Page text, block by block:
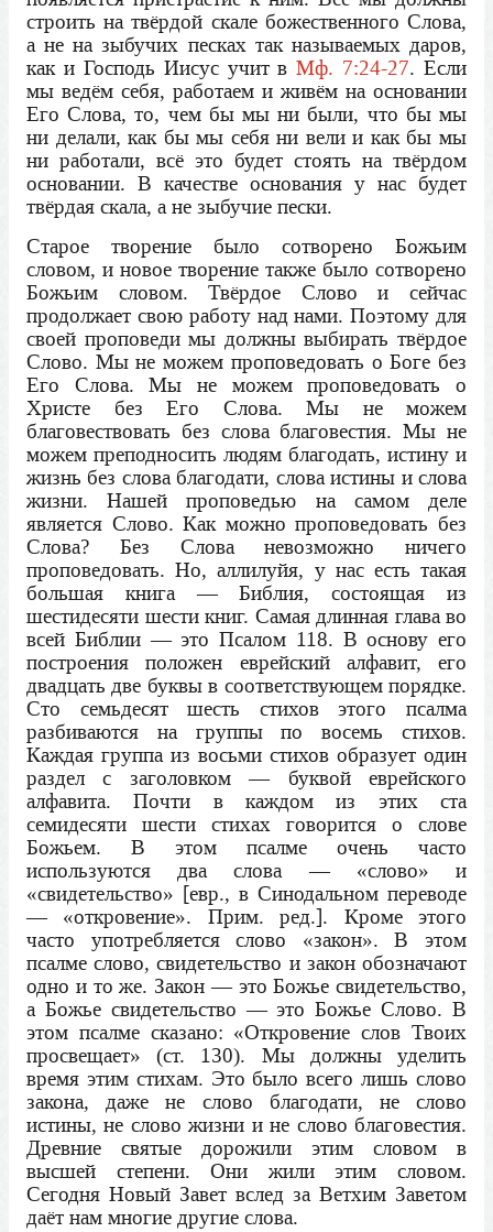
строить на твёрдой скале божественного Слова,
а не на зыбучих песках так называемых даров,
как и Господь Иисус учит вМф. 7:24-27. Если
мы ведём себя, работаем и живём на основании
Его Слова, то, чем бы мы ни были, что бы мы
ни делали, как бы мы себя ни вели и как бы мы
ни работали, всё это будет стоять на твёрдом
основании. В качестве основания у нас будет
твёрдая скала, а не зыбучие пески.
Старое творение было сотворено Божьим
словом, и новое творение также было сотворено
Божьим словом. Твёрдое Слово и сейчас
продолжает свою работу над нами. Поэтому для
своей проповеди мы должны выбирать твёрдое
Слово. Мы не можем проповедовать о Боге без
Его Слова. Мы не можем проповедовать о
Христе без Его Слова. Мы не можем
благовествовать без слова благовестия. Мы не
можем преподносить людям благодать, истину и
жизнь без слова благодати, слова истины и слова
жизни. Нашей проповедью на самом деле
является Слово. Как можно проповедовать без
Слова? Без Слова невозможно ничего
проповедовать. Но, аллилуйя, у нас есть такая
большая книга — Библия, состоящая из
шестидесяти шести книг. Самая длинная глава во
всей Библии — это Псалом 118. В основу его
построения положен еврейский алфавит, его
двадцать две буквы в соответствующем порядке.
Сто семьдесят шесть стихов этого псалма
разбиваются на группы по восемь стихов.
Каждая группа из восьми стихов образует один
раздел с заголовком — буквой еврейского
алфавита. Почти в каждом из этих ста
семидесяти шести стихах говорится о слове
Божьем. В этом псалме очень часто
используются два слова — «слово» и
«свидетельство» [евр., в Синодальном переводе
— «откровение». Прим. ред.]. Кроме этого
часто употребляется слово «закон». В этом
псалме слово, свидетельство и закон обозначают
одно и то же. Закон — это Божье свидетельство,
а Божье свидетельство — это Божье Слово. В
этом псалме сказано: «Откровение слов Твоих
просвещает» (ст. 130). Мы должны уделить
время этим стихам. Это было всего лишь слово
закона, даже не слово благодати, не слово
истины, не слово жизни и не слово благовестия.
Древние святые дорожили этим словом в
высшей степени. Они жили этим словом.
Сегодня Новый Завет вслед за Ветхим Заветом
даёт нам многие другие слова.